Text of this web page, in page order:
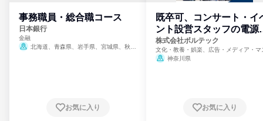
事務職員・総合職コース
日本銀行
金融
北海道、青森県、岩手県、宮城県、秋田
崎県、熊本県、大分県、宮崎県、鹿児島県、
お気に入り
既卒可、コンサート・イ
ント設営スタッフの電源
門
株式会社ボルテック
文化・教養・娯楽、広告・メディア・マ
ミ、電力・ガス・水道・エネルギー
神奈川県
お気に入り